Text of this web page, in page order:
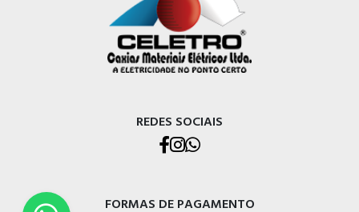
REDES SOCIAIS
FORMAS DE PAGAMENTO